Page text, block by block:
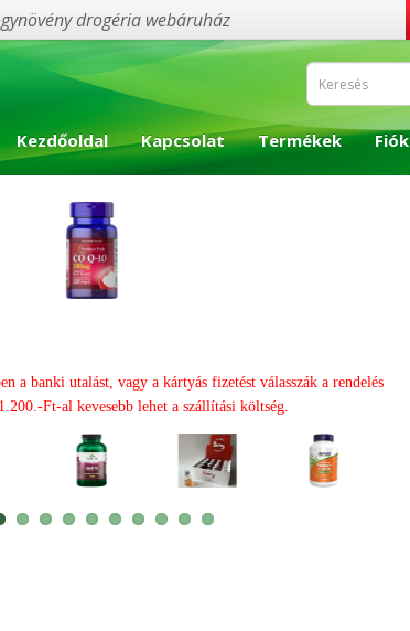
drogéria webáruház
Kezdőoldal Kapcsolat Termékek Fiók
a banki utalást, vagy a kártyás fizetést válasszák a rendelés
Ft-al kevesebb lehet a szállítási költség.